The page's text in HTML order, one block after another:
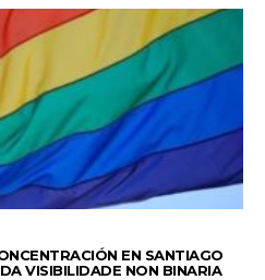
EN SANTIAGO
VISIBILIDADE NON BINARIA